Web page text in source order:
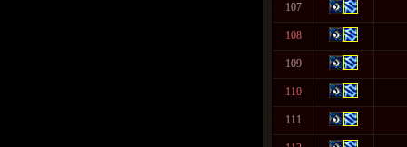
107
108
109
110
111